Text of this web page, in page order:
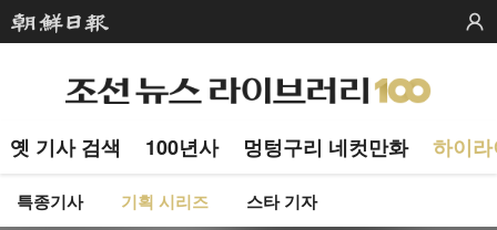
옛 기사 검색 100년사 멍텅구리 네컷만화 하이
특종기사 기획 시리즈 스타 기자